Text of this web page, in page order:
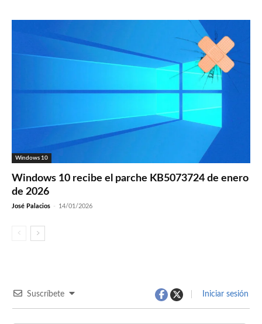
Windows 10
Windows 10 recibe el parche KB5073724 de enero
de 2026
José Palacios - 14/01/2026
Suscríbete Iniciar sesión